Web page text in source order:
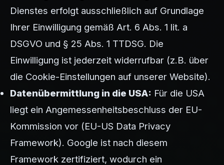
Dienstes erfolgt ausschließlich auf Grundlage
Ihrer Einwilligung gemäß Art. 6 Abs. 1 lit. a
DSGVO und § 25 Abs. 1 TTDSG. Die
Einwilligung ist jederzeit widerrufbar (z.B. über
die Cookie-Einstellungen auf unserer Website).
Datenübermittlung in die USA: Für die USA
liegt ein Angemessenheitsbeschluss der EU-
Kommission vor (EU-US Data Privacy
Framework). Google ist nach diesem
Framework zertifiziert, wodurch ein